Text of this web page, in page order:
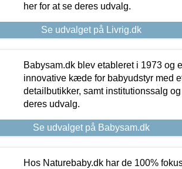
her for at se deres udvalg.
Se udvalget på Livrig.dk
Babysam.dk blev etableret i 1973 og
innovative kæde for babyudstyr med
detailbutikker, samt institutionssalg
deres udvalg.
Se udvalget på Babysam.dk
Hos Naturebaby.dk har de 100%